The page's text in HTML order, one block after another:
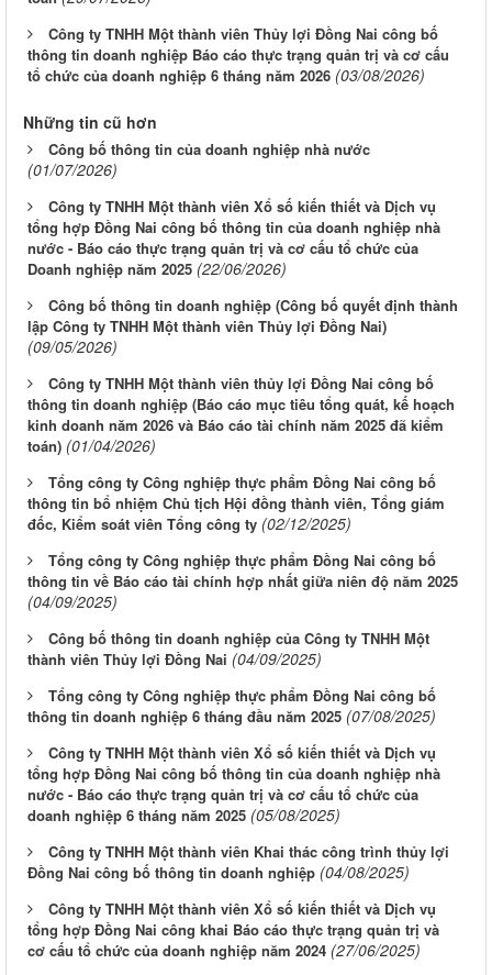
Công ty TNHH Một thành viên Thủy lợi Đồng Nai công bố
thông tin doanh nghiệp Báo cáo thực trạng quản trị và cơ cấu
tổ chức của doanh nghiệp 6 tháng năm 2026 (03/08/2026)
Những tin cũ hơn
Công bố thông tin của doanh nghiệp nhà nước
(01/07/2026)
Công ty TNHH Một thành viên Xổ số kiến thiết và Dịch vụ
tổng hợp Đồng Nai công bố thông tin của doanh nghiệp nhà
nước - Báo cáo thực trạng quản trị và cơ cấu tổ chức của
Doanh nghiệp năm 2025 (22/06/2026)
Công bố thông tin doanh nghiệp (Công bố quyết định thành
lập Công ty TNHH Một thành viên Thủy lợi Đồng Nai)
(09/05/2026)
Công ty TNHH Một thành viên thủy lợi Đồng Nai công bố
thông tin doanh nghiệp (Báo cáo mục tiêu tổng quát, kế hoạch
kinh doanh năm 2026 và Báo cáo tài chính năm 2025 đã kiểm
toán) (01/04/2026)
Tổng công ty Công nghiệp thực phẩm Đồng Nai công bố
thông tin bổ nhiệm Chủ tịch Hội đồng thành viên, Tổng giám
đốc, Kiểm soát viên Tổng công ty (02/12/2025)
Tổng công ty Công nghiệp thực phẩm Đồng Nai công bố
thông tin về Báo cáo tài chính hợp nhất giữa niên độ năm 2025
(04/09/2025)
Công bố thông tin doanh nghiệp của Công ty TNHH Một
thành viên Thủy lợi Đồng Nai (04/09/2025)
Tổng công ty Công nghiệp thực phẩm Đồng Nai công bố
thông tin doanh nghiệp 6 tháng đầu năm 2025 (07/08/2025)
Công ty TNHH Một thành viên Xổ số kiến thiết và Dịch vụ
tổng hợp Đồng Nai công bố thông tin của doanh nghiệp nhà
nước - Báo cáo thực trạng quản trị và cơ cấu tổ chức của
doanh nghiệp 6 tháng năm 2025 (05/08/2025)
Công ty TNHH Một thành viên Khai thác công trình thủy lợi
Đồng Nai công bố thông tin doanh nghiệp (04/08/2025)
Công ty TNHH Một thành viên Xổ số kiến thiết và Dịch vụ
tổng hợp Đồng Nai công khai Báo cáo thực trạng quản trị và
cơ cấu tổ chức của doanh nghiệp năm 2024 (27/06/2025)